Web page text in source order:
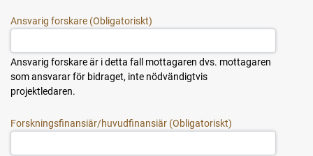
Ansvarig forskare
Ansvarig forskare är i detta fall mottagaren dvs. mottagaren
som ansvarar för bidraget, inte nödvändigtvis
projektledaren.
Forskningsfinansiär/huvudfinansiär